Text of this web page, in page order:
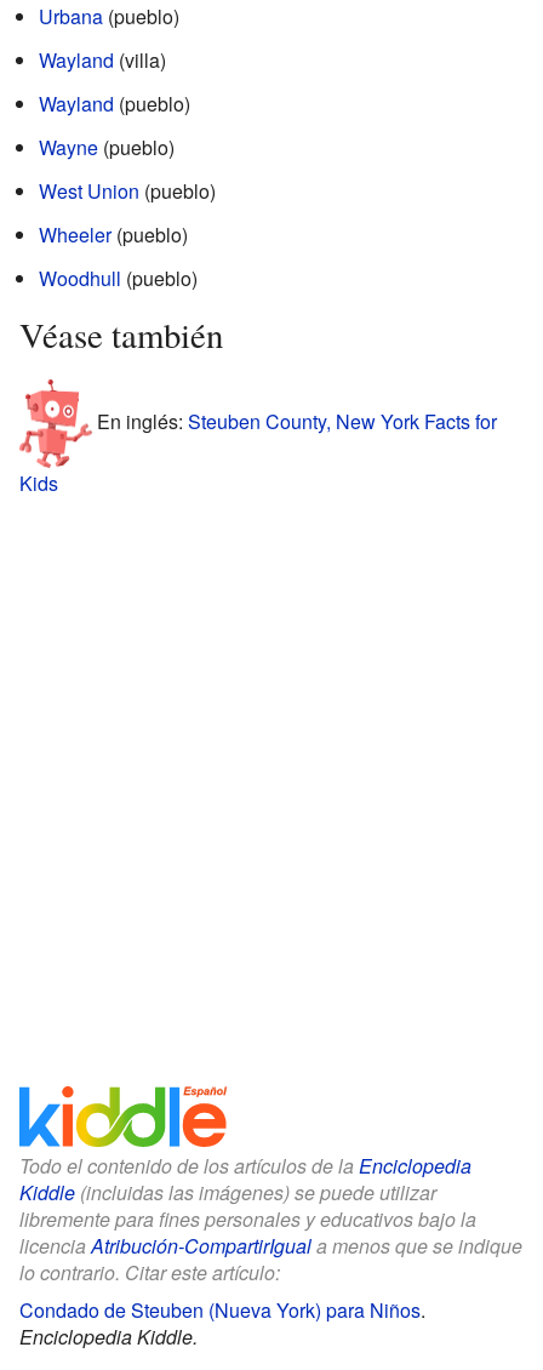
Urbana (pueblo)
Wayland (villa)
Wayland (pueblo)
Wayne (pueblo)
West Union (pueblo)
Wheeler(pueblo)
Woodhull (pueblo)
Véase también
En inglés: Steuben County, New York Facts for
Kids
Todo el contenido de los artículos de la Enciclopedia
Kiddle (incluidas las imágenes) se puede utilizar
libremente para fines personales y educativos bajo la
licenciaAtribución-CompartirIguala menos que se indique
lo contrario. Citar este artículo:
Condado de Steuben (Nueva York) para Niños.
Enciclopedia Kiddle.